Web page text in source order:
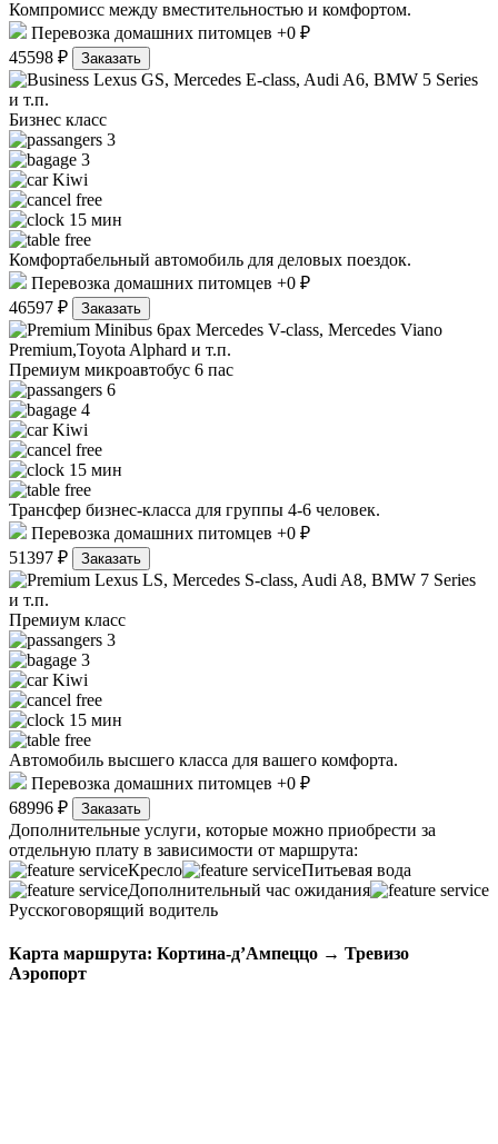
Компромисс между вместительностью и комфортом.
Перевозка домашних питомцев +0 ₽
45598 ₽
Заказать
Lexus GS, Mercedes E-class, Audi A6, BMW 5 Series
и т.п.
Бизнес класс
3
3
Kiwi
free
15 мин
free
Комфортабельный автомобиль для деловых поездок.
Перевозка домашних питомцев +0 ₽
46597 ₽
Заказать
Mercedes V-class, Mercedes Viano
Premium,Toyota Alphard и т.п.
Премиум микроавтобус 6 пас
6
4
Kiwi
free
15 мин
free
Трансфер бизнес-класса для группы 4-6 человек.
Перевозка домашних питомцев +0 ₽
51397 ₽
Заказать
Lexus LS, Mercedes S-class, Audi A8, BMW 7 Series
и т.п.
Премиум класс
3
3
Kiwi
free
15 мин
free
Автомобиль высшего класса для вашего комфорта.
Перевозка домашних питомцев +0 ₽
68996 ₽
Заказать
Дополнительные услуги, которые можно приобрести за
отдельную плату в зависимости от маршрута:
Кресло
Питьевая вода
Дополнительный час ожидания
Русскоговорящий водитель
Карта маршрута: Кортина-д’Ампеццо → Тревизо
Аэропорт